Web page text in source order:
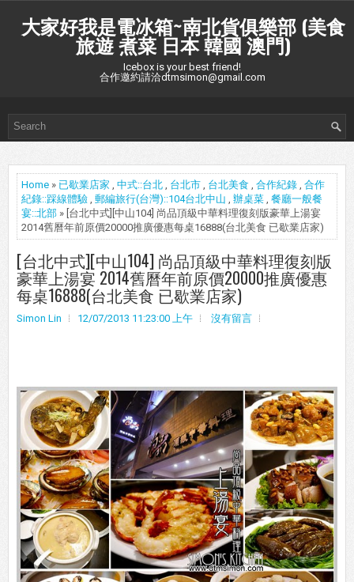
大家好我是電冰箱~南北貨俱樂部 (美食
旅遊 煮菜 日本 韓國 澳門)
Icebox is your best friend!
合作邀約請洽dtmsimon@gmail.com
Home » 已歇業店家 , 中式::台北 , 台北市 , 台北美食 , 合作紀錄 , 合作
紀錄::踩線體驗 , 郵編旅行(台灣)::104台北中山 , 辦桌菜 , 餐廳一般餐
宴::北部 » [台北中式][中山104] 尚品頂級中華料理復刻版豪華上湯宴
2014舊曆年前原價20000推廣優惠每桌16888(台北美食 已歇業店家)
[台北中式][中山104] 尚品頂級中華料理復刻版
豪華上湯宴 2014舊曆年前原價20000推廣優惠
每桌16888(台北美食 已歇業店家)
Simon Lin 12/07/2013 11:23:00 上午 沒有留言